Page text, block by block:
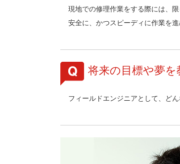
現地での修理作業をする際には、
安全に、かつスピーディに作業を
将来の目標や夢を
フィールドエンジニアとして、ど